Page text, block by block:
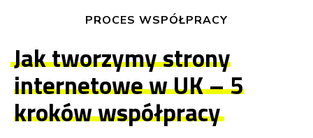
PROCES WSPÓŁPRACY
Jak tworzymy strony
internetowe w UK – 5
kroków współpracy